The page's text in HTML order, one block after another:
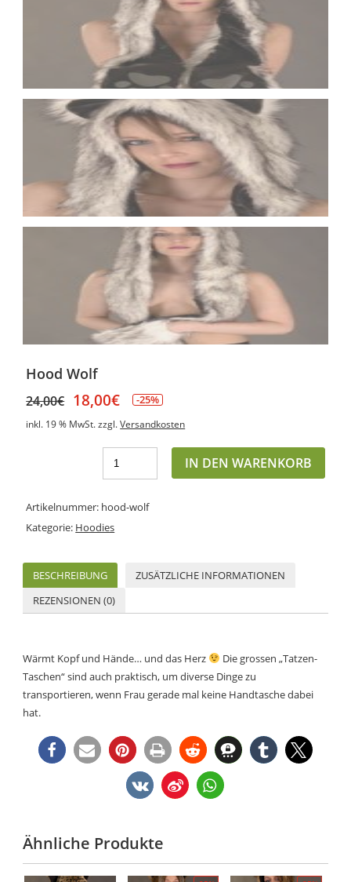
Hood Wolf
24,00€
Ursprünglicher
18,00€Aktueller
18,00€.
-25%
inkl. 19 % MwSt. zzgl.Versandkosten
IN DEN WARENKORB
Artikelnummer: hood-wolf
Kategorie: Hoodies
BESCHREIBUNG
ZUSÄTZLICHE INFORMATIONEN
REZENSIONEN (0)
Wärmt Kopf und Hände… und das Herz
Die grossen „Tatzen-
Taschen“ sind auch praktisch, um diverse Dinge zu
transportieren, wenn Frau gerade mal keine Handtasche dabei
hat.
Ähnliche Produkte